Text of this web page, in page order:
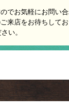
でお気軽にお問い合
来店をお待ちして
い。